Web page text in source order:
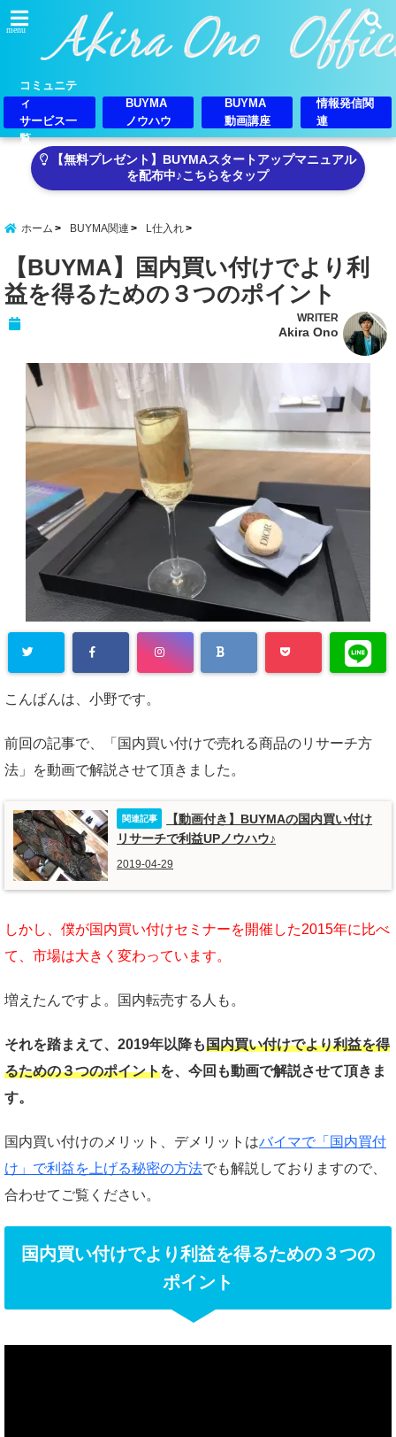
menu
コミュニテ
ィ
サービス一
覧
BUYMA
ノウハウ
BUYMA
動画講座
情報発信関
連
【無料プレゼント】BUYMAスタートアップマニュアル
を配布中♪こちらをタップ
ホーム BUYMA関連 L仕入れ
【BUYMA】国内買い付けでより利
益を得るための３つのポイント
WRITER
Akira Ono
こんばんは、小野です。
前回の記事で、「国内買い付けで売れる商品のリサーチ方
法」を動画で解説させて頂きました。
【動画付き】BUYMAの国内買い付け
リサーチで利益UPノウハウ♪
2019-04-29
しかし、僕が国内買い付けセミナーを開催した2015年に比べ
て、市場は大きく変わっています。
増えたんですよ。国内転売する人も。
それを踏まえて、2019年以降も国内買い付けでより利益を得
るための３つのポイントを、今回も動画で解説させて頂きま
す。
国内買い付けのメリット、デメリットはバイマで「国内買付
け」で利益を上げる秘密の方法でも解説しておりますので、
合わせてご覧ください。
国内買い付けでより利益を得るための３つの
ポイント